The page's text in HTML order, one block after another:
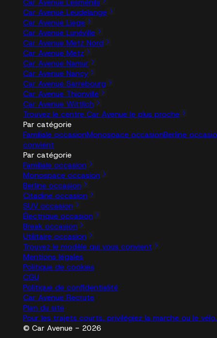
Car Avenue Leudelange
Car Avenue Liege
Car Avenue Lunéville
Car Avenue Metz Nord
Car Avenue Metz
Car Avenue Namur
Car Avenue Nancy
Car Avenue Sarrebourg
Car Avenue Thionville
Car Avenue Wittlich
Trouvez le centre Car Avenue le plus proche
Par catégorie
Familiale occasionMonospace occasionBerline
convient
Par catégorie
Familiale occasion
Monospace occasion
Berline occasion
Citadine occasion
SUV occasion
Électrique occasion
Break occasion
Utilitaire occasion
Trouvez le modèle qui vous convient
Mentions légales
Politique de cookies
CGU
Politique de confidentialité
Car Avenue Recrute
Plan du site
Pour les trajets courts, privilégiez la marche ou le
© Car Avenue - 2026